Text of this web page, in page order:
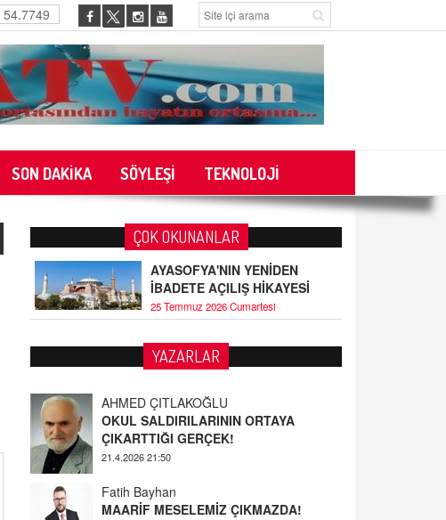
54.7749
SON DAKİKA SÖYLEŞİ TEKNOLOJİ
ÇOK OKUNANLAR
AYASOFYA'NIN YENİDEN
İBADETE AÇILIŞ HİKAYESİ
25 Temmuz 2026 Cumartesi
YAZARLAR
AHMED ÇITLAKOĞLU
OKUL SALDIRILARININ ORTAYA
ÇIKARTTIĞI GERÇEK!
21.4.2026 21:50
Fatih Bayhan
MAARİF MESELEMİZ ÇIKMAZDA!